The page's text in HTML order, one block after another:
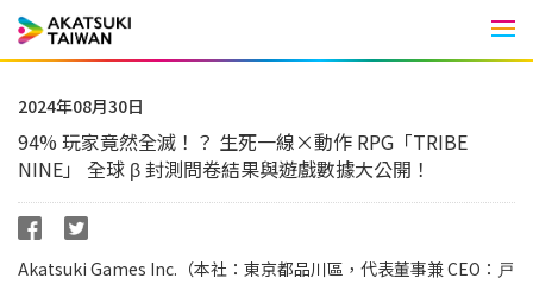
2024年08月30日
94% 玩家竟然全滅！？ 生死一線×動作 RPG「TRIBE
NINE」 全球 β 封測問卷結果與遊戲數據大公開！
Akatsuki Games Inc.（本社：東京都品川區，代表董事兼 CEO：戸